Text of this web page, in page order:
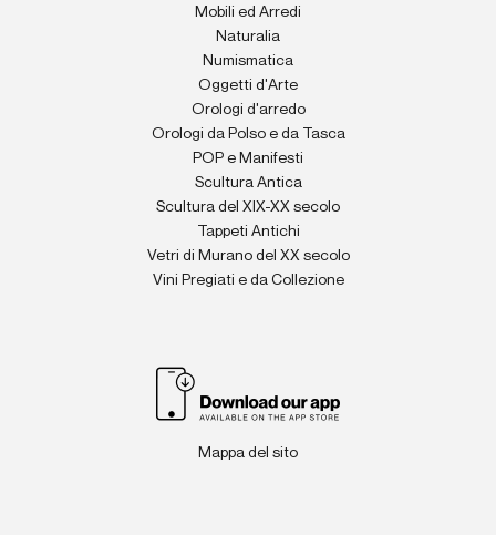
Mobili ed Arredi
Naturalia
Numismatica
Oggetti d'Arte
Orologi d'arredo
Orologi da Polso e da Tasca
POP e Manifesti
Scultura Antica
Scultura del XIX-XX secolo
Tappeti Antichi
Vetri di Murano del XX secolo
Vini Pregiati e da Collezione
Mappa del sito